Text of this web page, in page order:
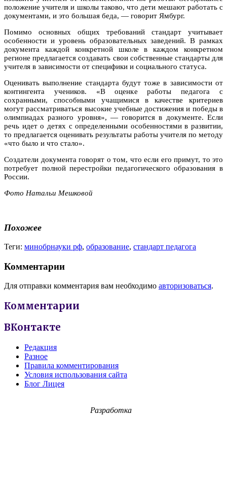
положение учителя и школы таково, что дети мешают работать с
документами, и это большая беда, — говорит Ямбург.
Помимо основных общих требований стандарт учитывает
особенности и уровень образовательных заведений. В рамках
документа каждой конкретной школе в каждом конкретном
регионе предлагается создавать свои собственные стандарты для
учителя в зависимости от специфики и социального статуса.
Оценивать выполнение стандарта будут тоже в зависимости от
контингента учеников. «В оценке работы педагога с
сохранными, способными учащимися в качестве критериев
могут рассматриваться высокие учебные достижения и победы в
олимпиадах разного уровня», — говорится в документе. Если
речь идет о детях с определенными особенностями в развитии,
то предлагается оценивать результаты работы учителя по методу
«что было и что стало».
Создатели документа говорят о том, что если его примут, то это
потребует полной перестройки педагогического образования в
России.
Фото Натальи Мешковой
Похожее
Теги: минобрнауки рф, образование, стандарт педагога
Комментарии
Для отправки комментария вам необходимо авторизоваться.
Комментарии
ВКонтакте
Редакция
Разное
Правила комментирования
Условия использования сайта
Блог Лицея
Разработка